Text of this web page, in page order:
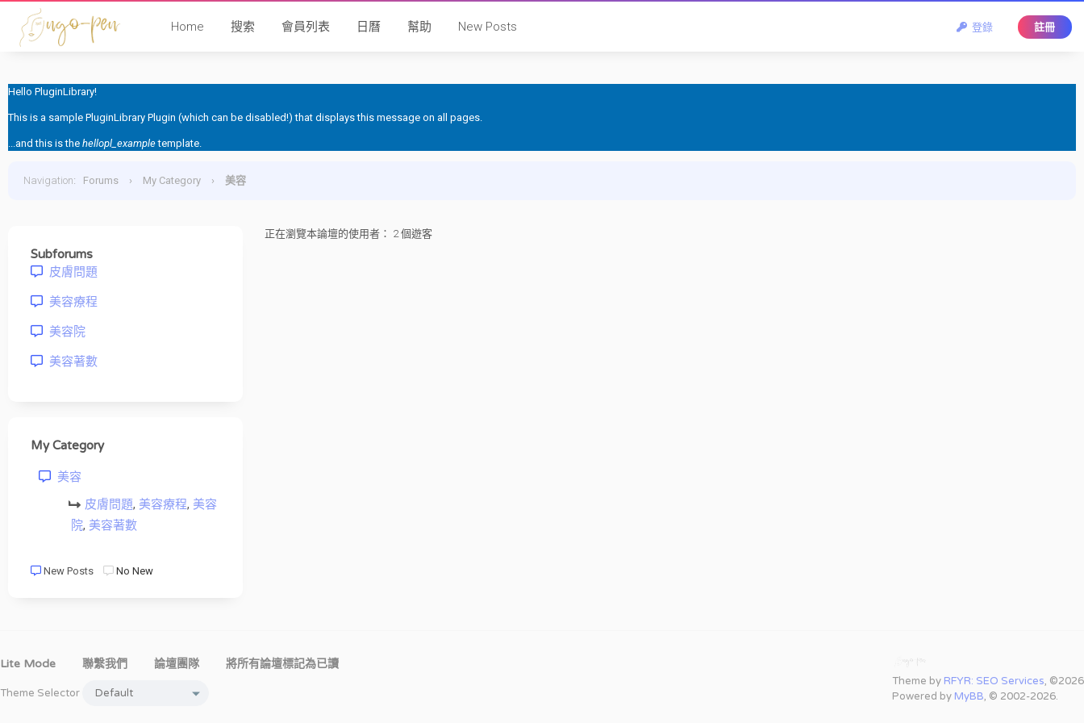
登錄 註冊
Home 搜索 會員列表 日曆 幫助 New Posts
Hello PluginLibrary!
This is a sample PluginLibrary Plugin (which can be disabled!) that displays this message on all pages.
...and this is the hellopl_exampletemplate.
Navigation: Forums › My Category › 美容
Subforums
皮膚問題
美容療程
美容院
美容著數
My Category
美容
皮膚問題, 美容療程, 美容
院, 美容著數
New Posts No New
正在瀏覽本論壇的使用者： 2 個遊客
Theme by RFYR: SEO Services, ©2026
Powered by MyBB, © 2002-2026.
Lite Mode 聯繫我們 論壇團隊 將所有論壇標記為已讀
Theme Selector